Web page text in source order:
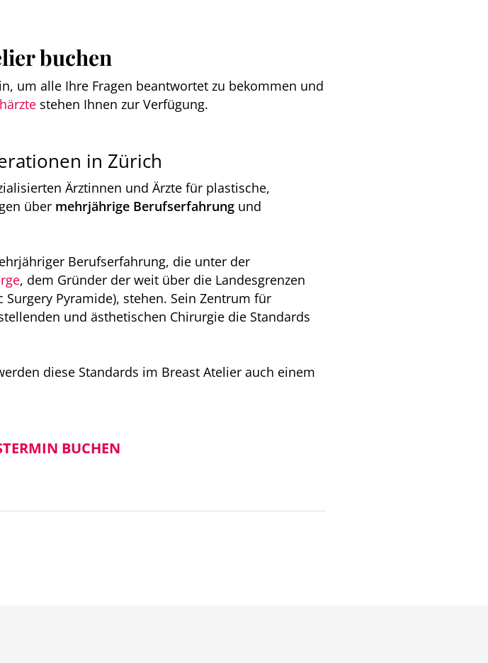
buchen
um alle Ihre Fragen beantwortet zu bekommen und
stehen Ihnen zur Verfügung.
in Zürich
Ärztinnen und Ärzte für plastische,
über mehrjährige Berufserfahrungund
Berufserfahrung, die unter der
, dem Gründer der weit über die Landesgrenzen
Pyramide), stehen. Sein Zentrum für
und ästhetischen Chirurgie die Standards
diese Standards im Breast Atelier auch einem
BUCHEN